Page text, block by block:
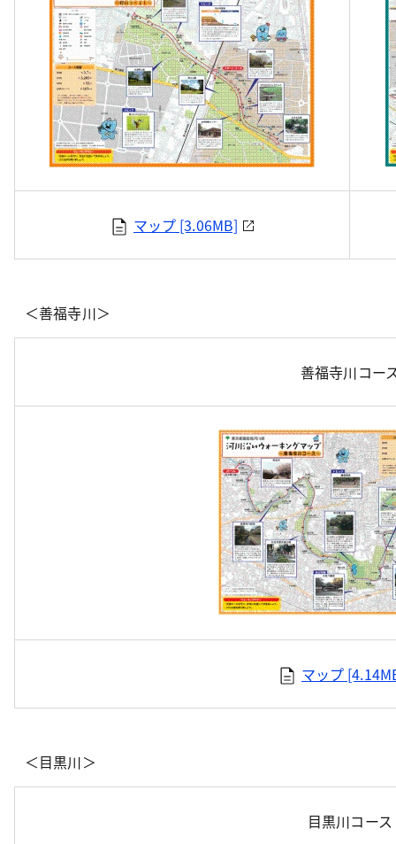
マップ [3.06MB]
＜善福寺川＞
善福寺川コー
マップ
＜目黒川＞
目黒川コース